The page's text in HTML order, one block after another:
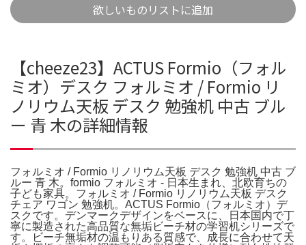
欲しいものリストに追加
【cheeze23】ACTUS Formio（フォル
ミオ）デスク フォルミオ / Formio リ
ノリウム天板 デスク 勉強机 中古 ブル
ー 青 木の詳細情報
フォルミオ / Formio リノリウム天板 デスク 勉強机 中古 ブ
ルー 青 木。formio フォルミオ - 日本生まれ、北欧育ちの
子ども家具。フォルミオ / Formio リノリウム天板 デスク
チェア ワゴン 勉強机。ACTUS Formio（フォルミオ）デ
スクです。デンマークデザインをベースに、日本国内で丁
寧に製造された高品質な無垢ビーチ材の学習机シリーズで
す。ビーチ無垢材の温もりある質感で、成長に合わせて天